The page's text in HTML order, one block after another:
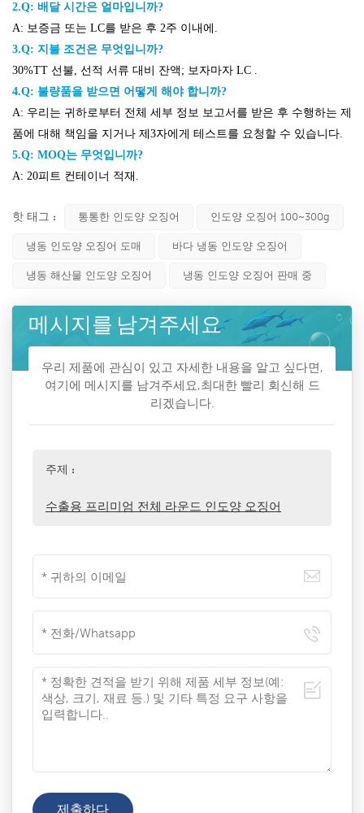
2.Q: 배달 시간은 얼마입니까?
A: 보증금 또는 LC를 받은 후 2주 이내에.
3.Q: 지불 조건은 무엇입니까?
30%TT 선불, 선적 서류 대비 잔액; 보자마자 LC .
4.Q: 불량품을 받으면 어떻게 해야 합니까?
A: 우리는 귀하로부터 전체 세부 정보 보고서를 받은 후 수행하는 제
품에 대해 책임을 지거나 제3자에게 테스트를 요청할 수 있습니다.
5.Q: MOQ는 무엇입니까?
A: 20피트 컨테이너 적재.
핫 태그 : 통통한 인도양 오징어 인도양 오징어 100~300g
냉동 인도양 오징어 도매 바다 냉동 인도양 오징어
냉동 해산물 인도양 오징어 냉동 인도양 오징어 판매 중
메시지를 남겨주세요
우리 제품에 관심이 있고 자세한 내용을 알고 싶다면,
여기에 메시지를 남겨주세요,최대한 빨리 회신해 드
리겠습니다.
주제 :
수출용 프리미엄 전체 라운드 인도양 오징어